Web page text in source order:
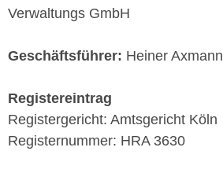
Verwaltungs GmbH
Geschäftsführer: Heiner Axmann
Registereintrag
Registergericht: Amtsgericht Köln
Registernummer: HRA 3630